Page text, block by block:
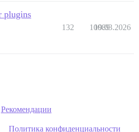
plugins
132 10089
19.03.2026
Рекомендации
Политика конфиденциальности